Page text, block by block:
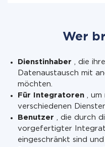
Wer
Dienstinhaber
, die
Datenaustausch mit
möchten.
Für Integratoren
,
verschiedenen
Benutzer
, die durch
vorgefertigter
eingeschränkt sind